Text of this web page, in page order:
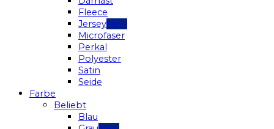
Fleece
Jersey
Microfaser
Perkal
Polyester
Satin
Seide
Farbe
Beliebt
Blau